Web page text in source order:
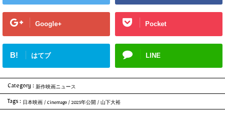
Google+ Pocket
B! はてブ LINE
Category : 新作映画ニュース
Tags : 日本映画 / Cinemago / 2025年公開 / 山下大裕